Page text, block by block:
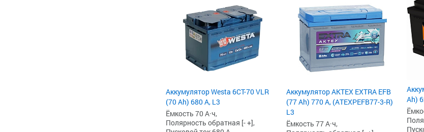
Аккумулятор Westa 6СТ-70 VLR
(70 Ah) 680 А, L3
Ёмкость 70 А·ч,
Полярность обратная [- +],
Аккумулятор AKTEX EXTRA EFB
(77 Ah) 770 А, (ATEXPEFB77-3-R)
L3
Ёмкость 77 А·ч,
Ah)